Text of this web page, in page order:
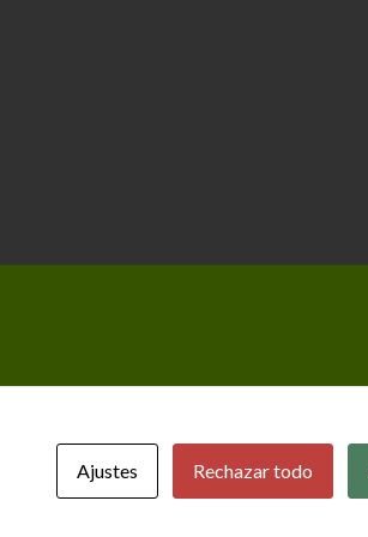
Ajustes Rechazar todo